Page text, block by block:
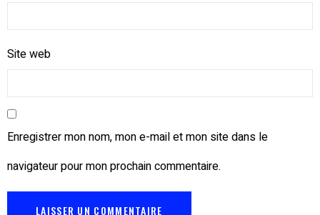
Site web
Enregistrer mon nom, mon e-mail et mon site dans le
navigateur pour mon prochain commentaire.